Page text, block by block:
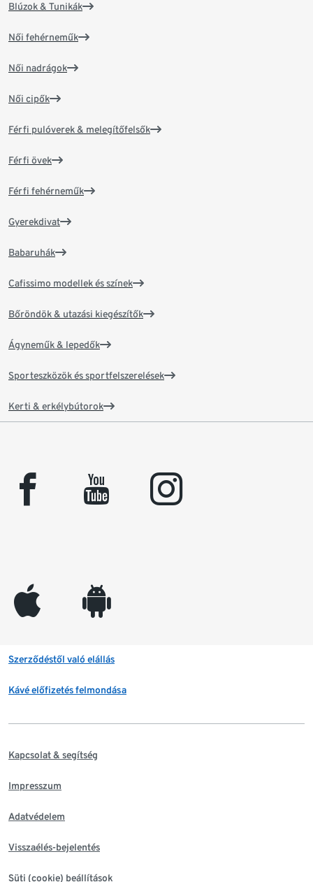
Blúzok & Tunikák
Női fehérneműk
Női nadrágok
Női cipők
Férfi pulóverek & melegítőfelsők
Férfi övek
Férfi fehérneműk
Gyerekdivat
Babaruhák
Cafissimo modellek és színek
Bőröndök & utazási kiegészítők
Ágyneműk & lepedők
Sporteszközök és sportfelszerelések
Kerti & erkélybútorok
facebook youtube instagram
appleinc android
Szerződéstől való elállás
Kávé előfizetés felmondása
Kapcsolat & segítség
Impresszum
Adatvédelem
Visszaélés-bejelentés
Süti (cookie) beállítások